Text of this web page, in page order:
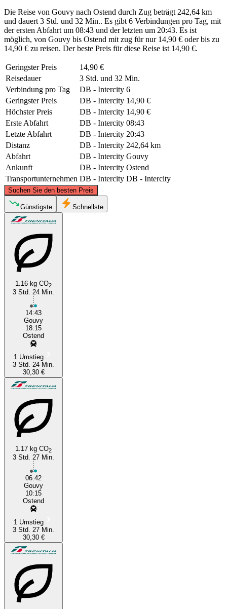
Die Reise von Gouvy nach Ostend durch Zug beträgt 242,64 km
und dauert 3 Std. und 32 Min.. Es gibt 6 Verbindungen pro Tag, mit
der ersten Abfahrt um 08:43 und der letzten um 20:43. Es ist
möglich, von Gouvy bis Ostend mit zug für nur 14,90 € oder bis zu
14,90 € zu reisen. Der beste Preis für diese Reise ist 14,90 €.
Geringster Preis
14,90 €
Reisedauer
3 Std. und 32 Min.
Verbindung pro Tag
DB - Intercity 6
Geringster Preis
DB - Intercity 14,90 €
Höchster Preis
DB - Intercity 14,90 €
Erste Abfahrt
DB - Intercity 08:43
Letzte Abfahrt
DB - Intercity 20:43
Distanz
DB - Intercity 242,64 km
Abfahrt
DB - Intercity Gouvy
Ankunft
DB - Intercity Ostend
Transportunternehmen DB - Intercity DB - Intercity
Suchen Sie den besten Preis
Ostend
©CARTO , ©OpenStreetMap
Günstigste Schnellste
1.16 kg CO2
3 Std. 24 Min.
14:43
Gouvy
18:15
Ostend
1 Umstieg
3 Std. 24 Min.
30,30 €
1.17 kg CO2
3 Std. 27 Min.
06:42
Gouvy
10:15
Ostend
1 Umstieg
3 Std. 27 Min.
30,30 €